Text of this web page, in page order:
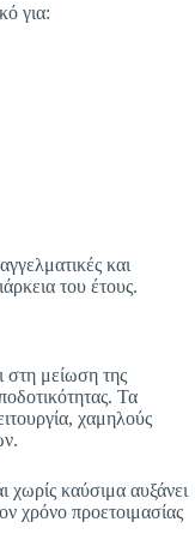
για:
και
του έτους.
στη μείωση της
Τα
χαμηλούς
χωρίς καύσιμα αυξάνει
χρόνο προετοιμασίας